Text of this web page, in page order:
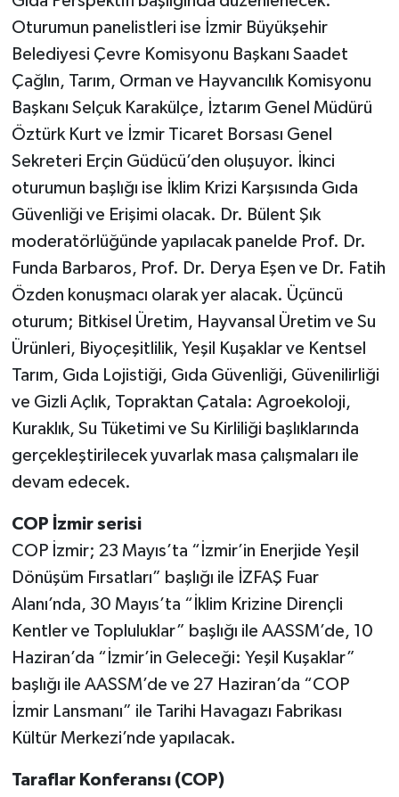
Oturumun panelistleri ise İzmir Büyükşehir
Belediyesi Çevre Komisyonu Başkanı Saadet
Çağlın, Tarım, Orman ve Hayvancılık Komisyonu
Başkanı Selçuk Karakülçe, İztarım Genel Müdürü
Öztürk Kurt ve İzmir Ticaret Borsası Genel
Sekreteri Erçin Güdücü’den oluşuyor. İkinci
oturumun başlığı ise İklim Krizi Karşısında Gıda
Güvenliği ve Erişimi olacak. Dr. Bülent Şık
moderatörlüğünde yapılacak panelde Prof. Dr.
Funda Barbaros, Prof. Dr. Derya Eşen ve Dr. Fatih
Özden konuşmacı olarak yer alacak. Üçüncü
oturum; Bitkisel Üretim, Hayvansal Üretim ve Su
Ürünleri, Biyoçeşitlilik, Yeşil Kuşaklar ve Kentsel
Tarım, Gıda Lojistiği, Gıda Güvenliği, Güvenilirliği
ve Gizli Açlık, Topraktan Çatala: Agroekoloji,
Kuraklık, Su Tüketimi ve Su Kirliliği başlıklarında
gerçekleştirilecek yuvarlak masa çalışmaları ile
devam edecek.
COP İzmir serisi
COP İzmir; 23 Mayıs’ta “İzmir’in Enerjide Yeşil
Dönüşüm Fırsatları” başlığı ile İZFAŞ Fuar
Alanı’nda, 30 Mayıs’ta “İklim Krizine Dirençli
Kentler ve Topluluklar” başlığı ile AASSM’de, 10
Haziran’da “İzmir’in Geleceği: Yeşil Kuşaklar”
başlığı ile AASSM’de ve 27 Haziran’da “COP
İzmir Lansmanı” ile Tarihi Havagazı Fabrikası
Kültür Merkezi’nde yapılacak.
Taraflar Konferansı (COP)